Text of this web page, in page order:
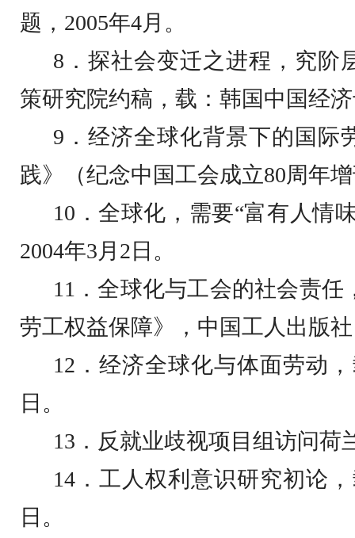
题， 2005年4月。
8 ．探社会变迁之进程，究
策研究院约稿，载：韩国中国经
9 ．经济全球化背景下的国
践》（纪念中国工会成立80周年
10 ．全球化，需要“富有人情
2004年3月 2 日 。
11 ．全球化与工会的社会责
劳工权益保障》，中国工人出版
12 ．经济全球化与体面劳动
日 。
13 ．反就业歧视项目组访问
14 ．工人权利意识研究初论
日 。